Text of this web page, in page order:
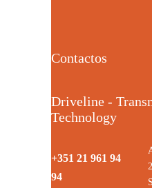
Contactos
Driveline -
Technology
+351 21 961 94
94